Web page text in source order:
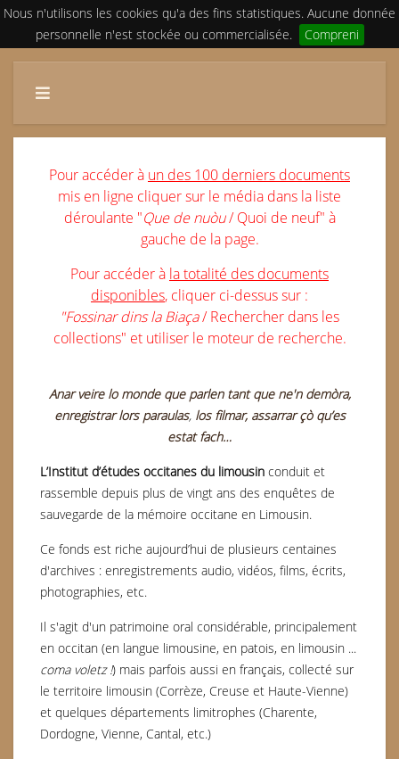
Nous n'utilisons les cookies qu'a des fins statistiques. Aucune donnée
personnelle n'est stockée ou commercialisée.
Compreni
Pour accéder à un des 100 derniers documents
mis en ligne cliquer sur le média dans la liste
déroulante "Que de nuòu/ Quoi de neuf" à
gauche de la page.
Pour accéder à la totalité des documents
disponibles, cliquer ci-dessus sur :
"Fossinar dins la Biaça/ Rechercher dans les
collections" et utiliser le moteur de recherche.
Anarveire lo monde que parlen tant que ne'n demòra,
enregistrar lors paraulas,los filmar, assarrar çò qu’es
estat fach…
L’Institut d’études occitanes du limousin conduit et
rassemble depuis plus de vingt ans des enquêtes de
sauvegarde de la mémoire occitane en Limousin.
Ce fonds est riche aujourd’hui de plusieurs centaines
d'archives : enregistrements audio, vidéos, films, écrits,
photographies, etc.
Il s'agit d'un patrimoine oral considérable, principalement
en occitan (en langue limousine, en patois, en limousin ...
coma voletz !) mais parfois aussi en français, collecté sur
le territoire limousin (Corrèze, Creuse et Haute-Vienne)
et quelques départements limitrophes (Charente,
Dordogne, Vienne, Cantal, etc.)